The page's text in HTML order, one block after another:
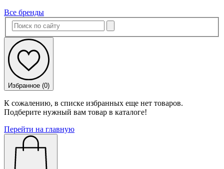
Все бренды
Избранное (0)
К сожалению, в списке избранных еще нет товаров.
Подберите нужный вам товар в каталоге!
Перейти на главную